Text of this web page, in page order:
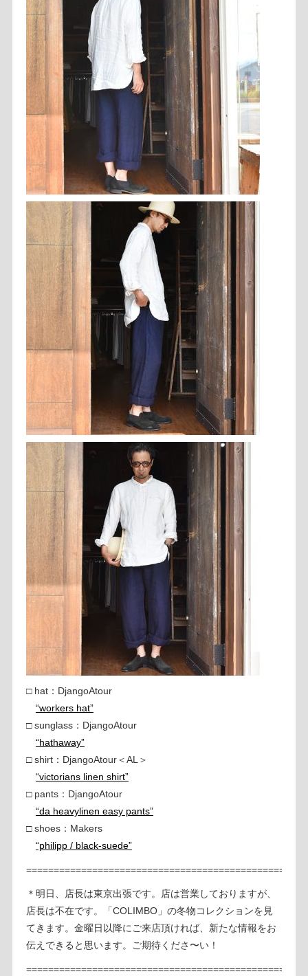
□ hat：DjangoAtour
“workers hat”
□ sunglass：DjangoAtour
“hathaway”
□ shirt：DjangoAtour＜AL＞
“victorians linen shirt”
□ pants：DjangoAtour
“da heavylinen easy pants”
□ shoes：Makers
“philipp / black-suede”
================================================
＊明日、店長は東京出張です。店は営業しておりますが、
店長は不在です。「COLIMBO」の冬物コレクションを見
てきます。金曜日以降にご来店頂ければ、新たな情報をお
伝えできると思います。ご期待くださ〜い！
=================================================